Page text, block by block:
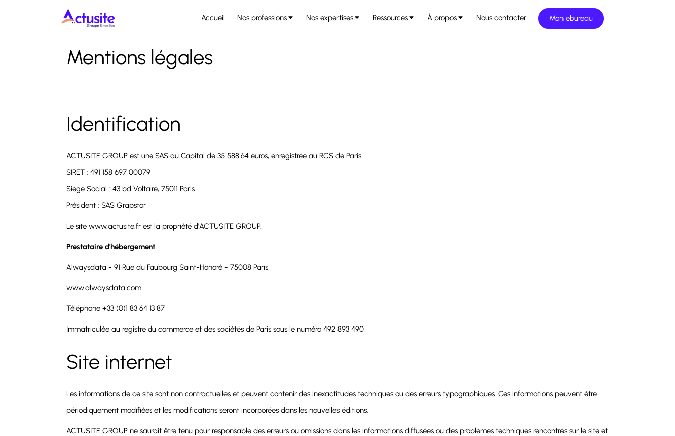
Accueil Nos professions Nos expertises Ressources À propos Nous contacter Mon ebureau
Mentions légales
Identification
ACTUSITE GROUP est une SAS au Capital de 35 588.64 euros, enregistrée au RCS de Paris
SIRET : 491 158 697 00079
Siège Social : 43 bd Voltaire, 75011 Paris
Président : SAS Grapstor
Le site www.actusite.fr est la propriété d'ACTUSITE GROUP.
Prestataire d'hébergement
Alwaysdata - 91 Rue du Faubourg Saint-Honoré - 75008 Paris
www.alwaysdata.com
Téléphone +33 (0)1 83 64 13 87
Immatriculée au registre du commerce et des sociétés de Paris sous le numéro 492 893 490
Site internet
Les informations de ce site sont non contractuelles et peuvent contenir des inexactitudes techniques ou des erreurs typographiques. Ces informations peuvent être
périodiquement modifiées et les modifications seront incorporées dans les nouvelles éditions.
ACTUSITE GROUP ne saurait être tenu pour responsable des erreurs ou omissions dans les informations diffusées ou des problèmes techniques rencontrés sur le site et